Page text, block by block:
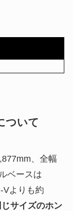
ついて
、全幅
ベースは
Vよりも約
サイズのホン